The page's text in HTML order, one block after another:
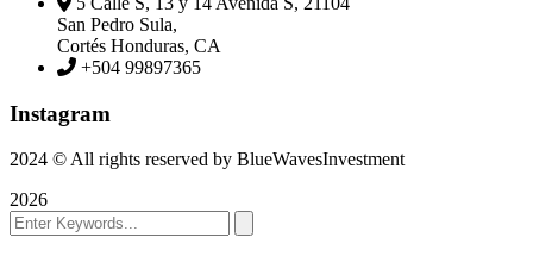
San Pedro Sula,
Cortés Honduras, CA
+504 99897365
Instagram
2024 © All rights reserved by BlueWavesInvestment
2026